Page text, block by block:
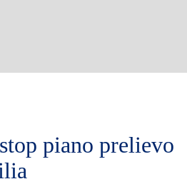
piano prelievo